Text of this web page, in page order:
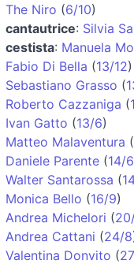
The Niro (6/10)
cantautrice: Silvia
cestista: Manuela
Fabio Di Bella (13/12)
Sebastiano Grasso (
Roberto Cazzaniga (
Ivan Gatto (13/6)
Matteo Malaventura (
Daniele Parente (14/6
Walter Santarossa (
Monica Bello (16/9)
Andrea Michelori (
Andrea Cattani (24/8
Valentina Donvito (